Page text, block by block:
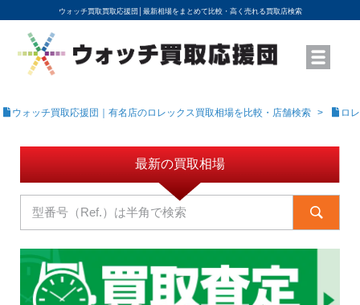
ウォッチ買取買取応援団│ 最新相場をまとめて比較・高く売れる買取店検索
YouTubeで動画を公開中
ROLEXモデル名から買取相場を調べる
高級時計ブランド名から買取相場を調べる
地域から買取店を探す
店舗名から買取店を探す
ブランド時計を高く売る方法
買取査定を依頼する
ウォッチ買取応援団｜有名店のロレックス買取相場を比較・店舗検索 ロ
最新の買取相場